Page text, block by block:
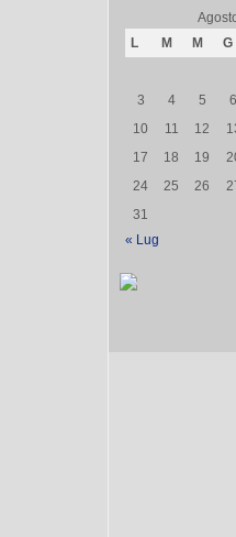
L
M M G
3
4 5 6
10
11 12
17
18 19
24
25 26
31
« Lug